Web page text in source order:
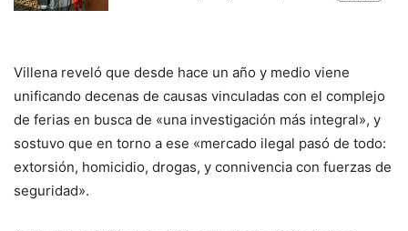
Villena reveló que desde hace un año y medio viene
unificando decenas de causas vinculadas con el complejo
de ferias en busca de «una investigación más integral», y
sostuvo que en torno a ese «mercado ilegal pasó de todo:
extorsión, homicidio, drogas, y connivencia con fuerzas de
seguridad».